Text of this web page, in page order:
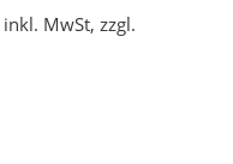
inkl. MwSt, zzgl.